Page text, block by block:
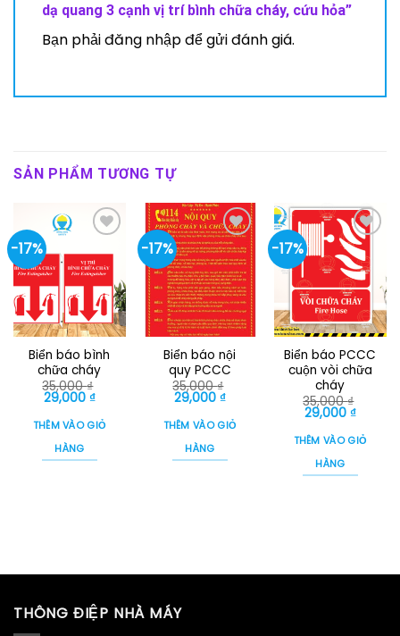
dạ quang 3 cạnh vị trí bình chữa cháy, cứu hỏa”
Bạn phảiđăng nhậpđể gửi đánh giá.
SẢN PHẨM TƯƠNG TỰ
-17%
Biển báo bình
chữa cháy
35,000₫
Giá
gốc
là:
35,000 ₫.
29,000 ₫Giá
tại
là:
THÊM VÀO GIỎ
HÀNG
-17%
Biển báo nội
quy PCCC
35,000₫
Giá
gốc
là:
35,000 ₫.
29,000 ₫Giá
tại
là:
THÊM VÀO GIỎ
HÀNG
-17%
Biển báo PCCC
cuộn vòi chữa
cháy
35,000₫
Giá
gốc
là:
35,000 ₫.
29,000 ₫Giá
tại
là:
THÊM VÀO GIỎ
HÀNG
THÔNG ĐIỆP NHÀ MÁY